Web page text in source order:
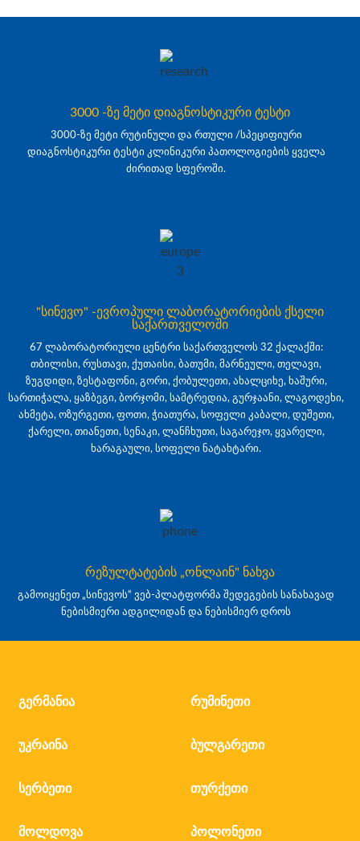
3000 -ზე მეტი დიაგნოსტიკური ტესტი
3000-ზე მეტი რუტინული და რთული /სპეციფიური
დიაგნოსტიკური ტესტი კლინიკური პათოლოგიების ყველა
ძირითად სფეროში.
"სინევო" -ევროპული ლაბორატორიების ქსელი
საქართველოში
67 ლაბორატორიული ცენტრი საქართველოს 32 ქალაქში:
თბილისი, რუსთავი, ქუთაისი, ბათუმი, მარნეული, თელავი,
ზუგდიდი, ზესტაფონი, გორი, ქობულეთი, ახალციხე, ხაშური,
სართიჭალა, ყაზბეგი, ბორჯომი, სამტრედია, გურჯაანი, ლაგოდეხი,
ახმეტა, ოზურგეთი, ფოთი, ჭიათურა, სოფელი კაბალი, დუშეთი,
ქარელი, თიანეთი, სენაკი, ლანჩხუთი, საგარეჯო, ყვარელი,
ხარაგაული, სოფელი ნატახტარი.
რეზულტატების „ონლაინ" ნახვა
გამოიყენეთ „სინევოს“ ვებ-პლატფორმა შედეგების სანახავად
ნებისმიერი ადგილიდან და ნებისმიერ დროს
გერმანია რუმინეთი
უკრაინა ბულგარეთი
სერბეთი თურქეთი
მოლდოვა პოლონეთი